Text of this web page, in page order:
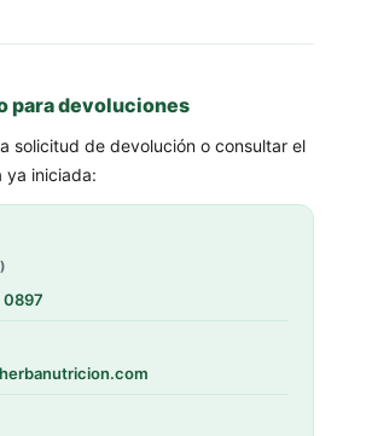
para devoluciones
solicitud de devolución o consultar el
ya iniciada:
0897